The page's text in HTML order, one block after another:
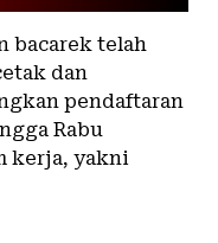
bacarek telah
dan
pendaftaran
Rabu
kerja, yakni